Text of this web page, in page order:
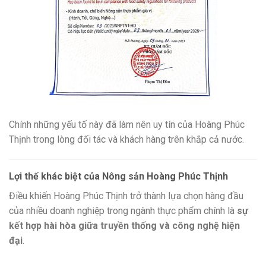
Chính những yếu tố này đã làm nên uy tín của Hoàng Phúc
Thịnh trong lòng đối tác và khách hàng trên khắp cả nước.
Lợi thế khác biệt của Nông sản Hoàng Phúc Thịnh
Điều khiến Hoàng Phúc Thịnh trở thành lựa chọn hàng đầu
của nhiều doanh nghiệp trong ngành thực phẩm chính là sự
kết hợp hài hòa giữa truyền thống và công nghệ hiện
đại